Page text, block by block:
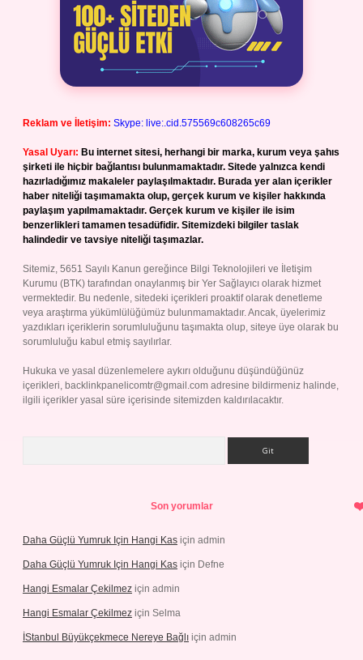
Reklam ve İletişim: Skype: live:.cid.575569c608265c69
Yasal Uyarı: Bu internet sitesi, herhangi bir marka, kurum veya şahıs
şirketi ile hiçbir bağlantısı bulunmamaktadır. Sitede yalnızca kendi
hazırladığımız makaleler paylaşılmaktadır. Burada yer alan içerikler
haber niteliği taşımamakta olup, gerçek kurum ve kişiler hakkında
paylaşım yapılmamaktadır. Gerçek kurum ve kişiler ile isim
benzerlikleri tamamen tesadüfidir. Sitemizdeki bilgiler taslak
halindedir ve tavsiye niteliği taşımazlar.
Sitemiz, 5651 Sayılı Kanun gereğince Bilgi Teknolojileri ve İletişim
Kurumu (BTK) tarafından onaylanmış bir Yer Sağlayıcı olarak hizmet
vermektedir. Bu nedenle, sitedeki içerikleri proaktif olarak denetleme
veya araştırma yükümlülüğümüz bulunmamaktadır. Ancak, üyelerimiz
yazdıkları içeriklerin sorumluluğunu taşımakta olup, siteye üye olarak bu
sorumluluğu kabul etmiş sayılırlar.
Hukuka ve yasal düzenlemelere aykırı olduğunu düşündüğünüz
içerikleri, backlinkpanelicomtr@gmail.com adresine bildirmeniz halinde,
ilgili içerikler yasal süre içerisinde sitemizden kaldırılacaktır.
Son yorumlar
Daha Güçlü Yumruk Için Hangi Kas için admin
Daha Güçlü Yumruk Için Hangi Kas için Defne
Hangi Esmalar Çekilmez için admin
Hangi Esmalar Çekilmez için Selma
İStanbul Büyükçekmece Nereye Bağlı için admin